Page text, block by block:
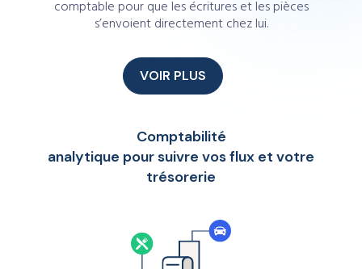
comptable pour que les écritures et les pièces
s’envoient directement chez lui.
VOIR PLUS
Comptabilité
analytique pour suivre vos flux et votre
trésorerie